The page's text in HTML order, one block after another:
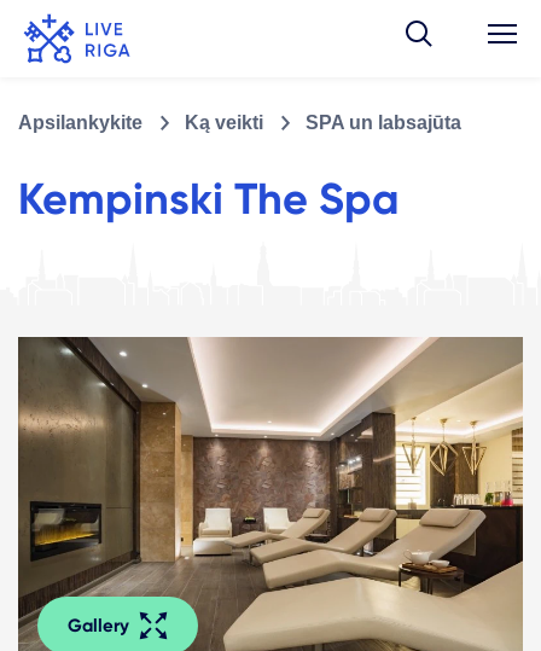
Apsilankykite Ką veikti SPA un labsajūta
Kempinski The Spa
Gallery